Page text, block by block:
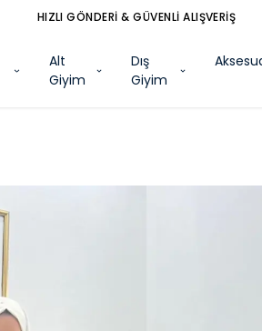
HIZLI GÖNDERİ & GÜVENLİ ALIŞVERİŞ
Alt
Giyim
Dış
Giyim